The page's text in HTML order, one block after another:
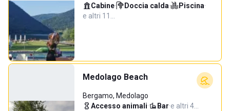
Cabine· Doccia calda· Piscina·
e altri 11…
Medolago Beach
Bergamo, Medolago
Accesso animali· Bar·e altri 4…